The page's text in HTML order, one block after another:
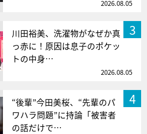
2026.08.05
3
川田裕美、洗濯物がなぜか真
っ赤に！原因は息子のポケッ
トの中身…
2026.08.05
4
“後輩”今田美桜、“先輩のパ
ワハラ問題”に持論「被害者
の話だけで…